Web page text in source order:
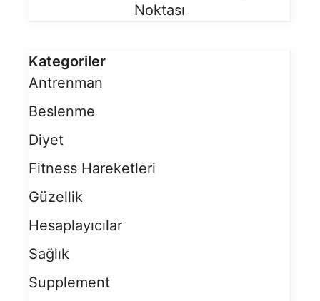
Noktası
Kategoriler
Antrenman
Beslenme
Diyet
Fitness Hareketleri
Güzellik
Hesaplayıcılar
Sağlık
Supplement